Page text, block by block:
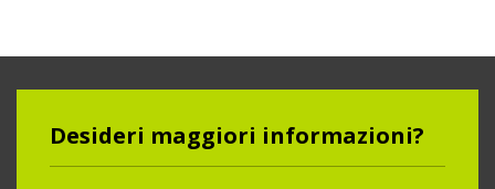
Desideri maggiori informazioni?